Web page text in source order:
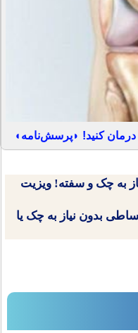
کنید! ◗پرسش‌نامه◖
به چک و سفته! ویزیت
بدون نیاز به چک یا